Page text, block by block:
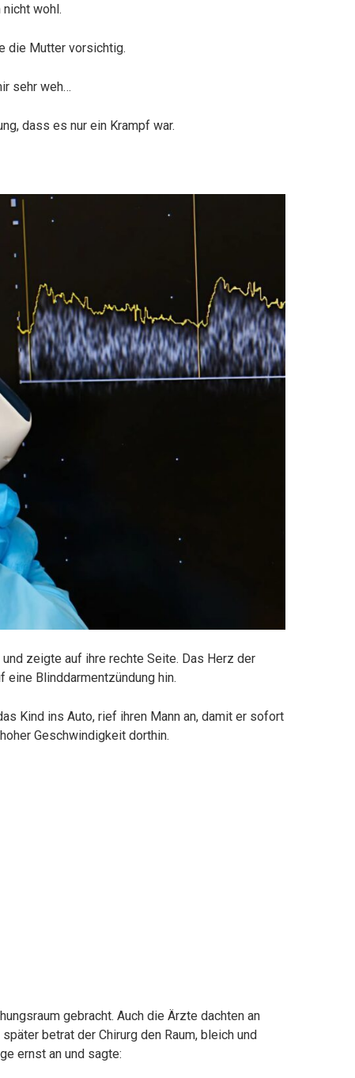
wohl.
die Mutter vorsichtig.
sehr weh…
dass es nur ein Krampf war.
zeigte auf ihre rechte Seite. Das Herz der
Blinddarmentzündung hin.
Kind ins Auto, rief ihren Mann an, damit er sofort
Geschwindigkeit dorthin.
gebracht. Auch die Ärzte dachten an
betrat der Chirurg den Raum, bleich und
ernst an und sagte: